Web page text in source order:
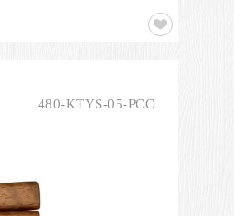
480-KTYS-05-PCC